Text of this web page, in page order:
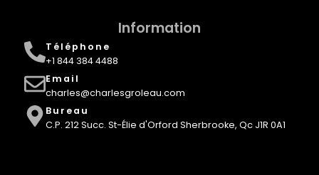
Information
Téléphone
+1 844 384 4488
Email
charles@charlesgroleau.com
Bureau
C.P. 212 Succ. St-Élie d'Orford Sherbrooke, Qc J1R 0A1